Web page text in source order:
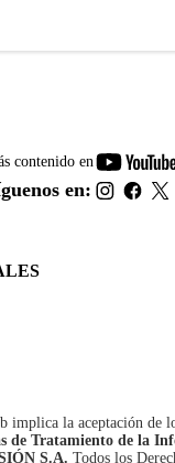
contenido en
en:
implica la aceptación de
de Tratamiento de la
S.A. Todos los